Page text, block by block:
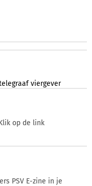
viergever
op de link
PSV E-zine in je